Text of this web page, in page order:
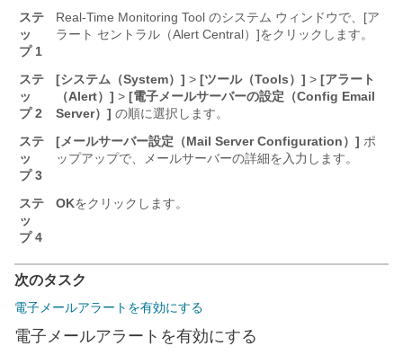
ステ
ッ
プ 1
Real-Time Monitoring Tool のシステム ウィンドウで、[ア
ラート セントラル（Alert Central）]をクリックします。
ステ
ッ
プ 2
[システム（System）] > [ツール（Tools）] > [アラート
（Alert）] > [電子メールサーバーの設定（Config Email
Server）] の順に選択します。
ステ
ッ
プ 3
[メールサーバー設定（Mail Server Configuration）] ポ
ップアップで、メールサーバーの詳細を入力します。
ステ
ッ
プ 4
OKをクリックします。
次のタスク
電子メールアラートを有効にする
電子メールアラートを有効にする